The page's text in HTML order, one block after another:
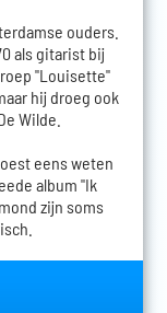
ouders.
als gitarist bij
"Louisette"
hij droeg ook
Wilde.
eens weten
album "Ik
zijn soms